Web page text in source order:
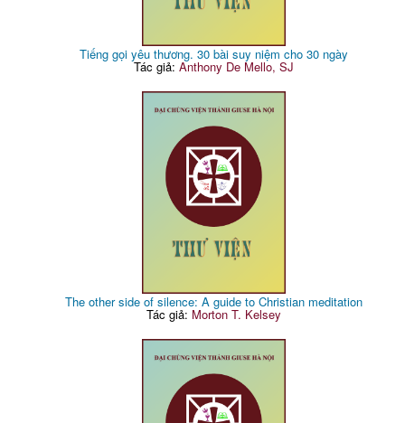
Tiếng gọi yêu thương. 30 bài suy niệm cho 30 ngày
Tác giả: Anthony De Mello, SJ
The other side of silence: A guide to Christian meditation
Tác giả: Morton T. Kelsey